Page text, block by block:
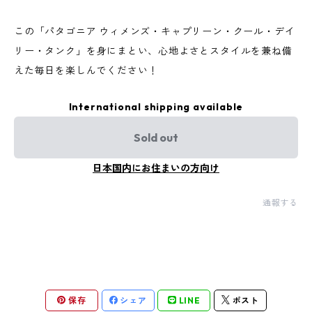
この「パタゴニア ウィメンズ・キャプリーン・クール・デイ
リー・タンク」を身にまとい、心地よさとスタイルを兼ね備
えた毎日を楽しんでください！
International shipping available
Sold out
日本国内にお住まいの方向け
通報する
保存 シェア LINE ポスト